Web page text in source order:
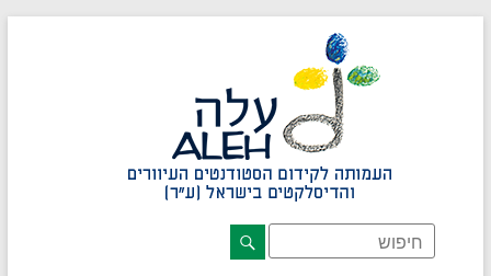
דלג לתוכן רצוי/Skip to content
חלק תחתון באתר